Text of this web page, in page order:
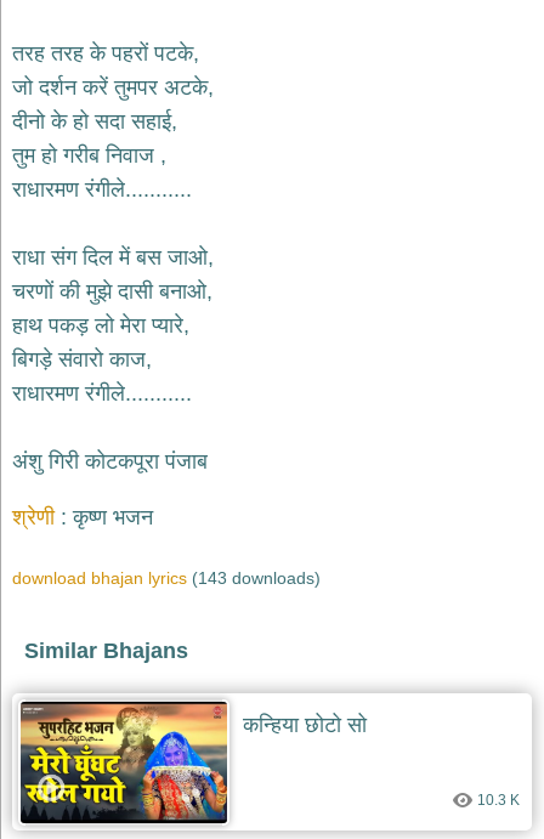
दुर्गा
भजन
durga
bhajans
गणेश
भजन
राम
भजन
raam
bhajans
भजन
भजन
miscellaneous
विष्णु
bhajans
बाबा
बालक
नाथ
भजन
baba
balak
nath
तरह तरह के पहरों पटके,
जो दर्शन करें तुमपर अटके,
दीनो के हो सदा सहाई,
तुम हो गरीब निवाज ,
राधारमण रंगीले...........
राधा संग दिल में बस जाओ,
चरणों की मुझे दासी बनाओ,
हाथ पकड़ लो मेरा प्यारे,
बिगड़े संवारो काज,
राधारमण रंगीले...........
अंशु गिरी कोटकपूरा पंजाब
श्रेणी कृष्ण भजन
download bhajan lyrics (143 downloads)
Similar Bhajans
कन्हिया छोटो सो
10.3 K